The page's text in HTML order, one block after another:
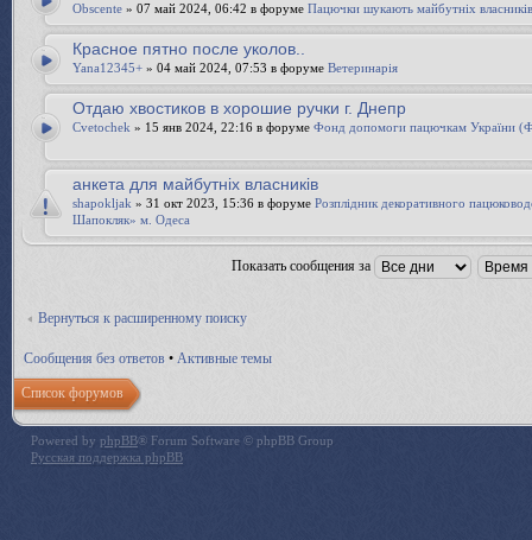
Obscente » 07 май 2024, 06:42 в форуме Пацючки шукають майбутніх власників
Красное пятно после уколов..
Yana12345+ » 04 май 2024, 07:53 в форуме Ветеринарія
Отдаю хвостиков в хорошие ручки г. Днепр
Cvetochek » 15 янв 2024, 22:16 в форуме Фонд допомоги пацючкам України
анкета для майбутніх власників
shapokljak » 31 окт 2023, 15:36 в форуме Розплідник декоративного
Шапокляк» м. Одеса
Показать сообщения за
Вернуться к расширенному поиску
Сообщения без ответов • Активные темы
Список форумов
Powered by phpBB® Forum Software © phpBB Group
Русская поддержка phpBB